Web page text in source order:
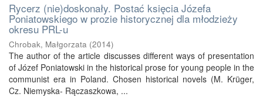
Rycerz (nie)doskonały. Postać księcia Józefa
Poniatowskiego w prozie historycznej dla młodzieży
okresu PRL-u
Chrobak, Małgorzata (2014)
The author of the article discusses different ways of presentation
of Józef Poniatowski in the historical prose for young people in the
communist era in Poland. Chosen historical novels (M. Krüger,
Cz. Niemyska- Rączaszkowa, ...